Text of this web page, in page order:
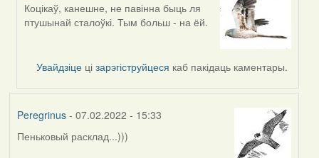
In
reply
Lighty
Коцікаў, канешне, не павінна быць ля
птушынай сталоўкі. Тым больш - на ёй.
Увайдзіце цізарэгіструйцеся каб пакідаць каментары.
Peregrinus- 07.02.2022 - 15:33
Пеньковый расклад...)))